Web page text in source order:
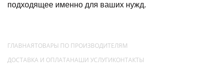
подходящее именно для ваших нужд.
ГЛАВНАЯТОВАРЫ ПО ПРОИЗВОДИТЕЛЯМ
ДОСТАВКА И ОПЛАТАНАШИ УСЛУГИКОНТАКТЫ